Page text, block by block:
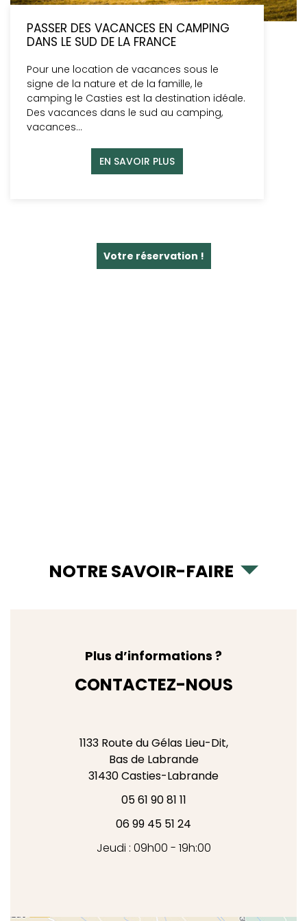
PASSER DES VACANCES EN CAMPING
DANS LE SUD DE LA FRANCE
Pour une location de vacances sous le
signe de la nature et de la famille, le
camping le Casties est la destination idéale.
Des vacances dans le sud au camping,
vacances…
EN SAVOIR PLUS
Votre réservation !
NOTRE SAVOIR-FAIRE
Plus d’informations ?
CONTACTEZ-NOUS
1133 Route du Gélas Lieu-Dit,
Bas de Labrande
31430Casties-Labrande
05 61 90 81 11
06 99 45 51 24
Jeudi : 09h00 - 19h:00